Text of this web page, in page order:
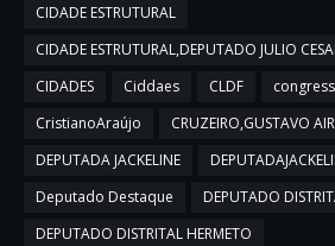
CIDADE ESTRUTURAL
CIDADE ESTRUTURAL,DEPUTADO JULIO
CIDADES
Ciddaes CLDF
CristianoAraújo
CRUZEIRO,GUSTAVO
DEPUTADA JACKELINE
Deputado Destaque
DEPUTADO
DEPUTADO DISTRITAL HERMETO